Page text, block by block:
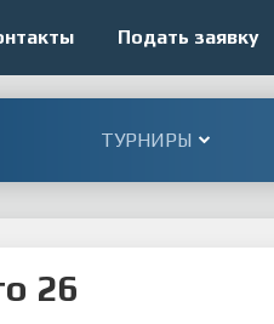
Подать заявку
ТУРНИРЫ
26